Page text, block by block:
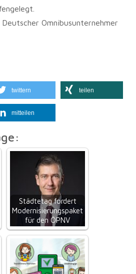
Omnibusunternehmer
twittern teilen
mitteilen
Städtetag fordert
Modernisierungspaket
für den ÖPNV